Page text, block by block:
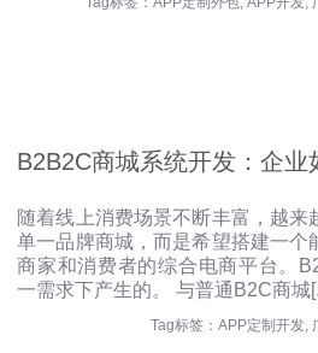
B2B2C商城系统开发：企
的综合电商平台？
随着线上消费场景不断丰富，越来
单一品牌商城，而是希望搭建一个
商家和消费者的综合电商平台。
一需求下产生的。 与普通B2C商城
Tag标签：APP定制开发,